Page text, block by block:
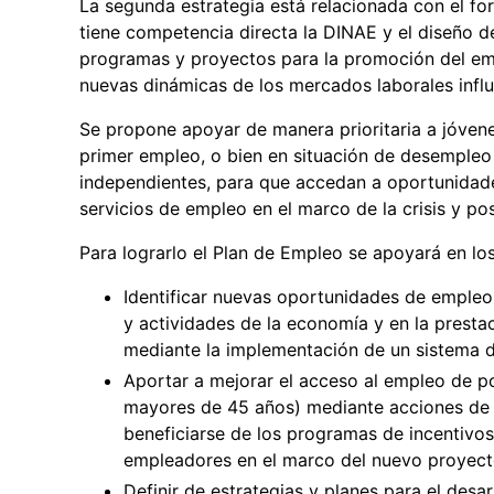
La segunda estrategia está relacionada con el
tiene competencia directa la DINAE y el diseño
programas y proyectos para la promoción del
nuevas dinámicas de los mercados laborales
Se propone apoyar de manera prioritaria a
primer empleo, o bien en situación de
independientes, para que accedan a
servicios de empleo en el marco de la crisis y
Para lograrlo el Plan de Empleo se apoyará en
Identificar nuevas oportunidades de
y actividades de la economía y en la
mediante la implementación de un sistema
Aportar a mejorar el acceso al empleo de
mayores de 45 años) mediante acciones
beneficiarse de los programas de
empleadores en el marco del nuevo